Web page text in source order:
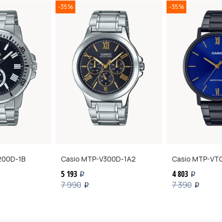
1B
-35%
Casio MTP-V300D-1A2
5 193 i
7 990 i
-35%
Casio MTP-
4 803 i
7 390 i